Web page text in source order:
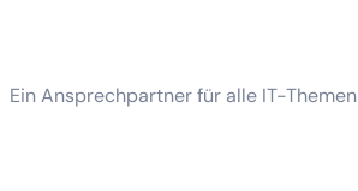
Ein Ansprechpartner für alle IT-Themen